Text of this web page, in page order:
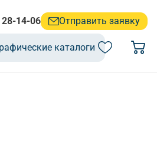
14-06 Отправить заявку
каталоги